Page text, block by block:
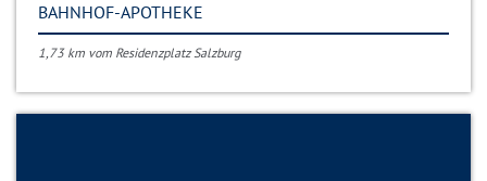
BAHNHOF-APOTHEKE
1,73 km vom Residenzplatz Salzburg